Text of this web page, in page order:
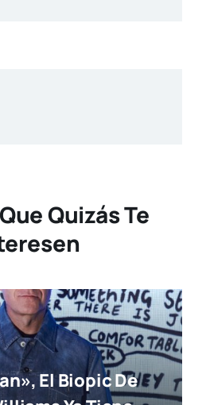
Quizás Te
El Biopic De